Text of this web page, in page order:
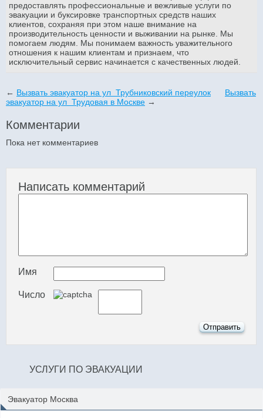
предоставлять профессиональные и вежливые услуги по
эвакуации и буксировке транспортных средств наших
клиентов, сохраняя при этом наше внимание на
производительность ценности и выживании на рынке. Мы
помогаем людям. Мы понимаем важность уважительного
отношения к нашим клиентам и признаем, что
исключительный сервис начинается с качественных людей.
← Вызвать эвакуатор на ул Трубниковский переулок
Вызвать
эвакуатор на ул Трудовая в Москве →
Комментарии
Пока нет комментариев
Написать комментарий
Имя
Число
УСЛУГИ ПО ЭВАКУАЦИИ
Эвакуатор Москва